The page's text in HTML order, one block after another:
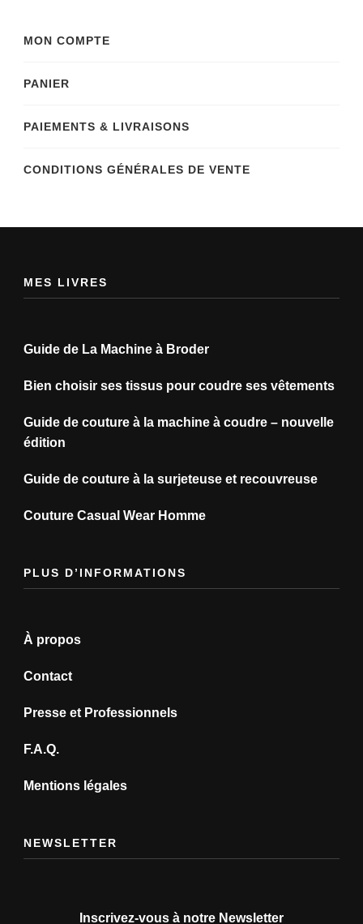
MON COMPTE
PANIER
PAIEMENTS & LIVRAISONS
CONDITIONS GÉNÉRALES DE VENTE
MES LIVRES
Guide de La Machine à Broder
Bien choisir ses tissus pour coudre ses vêtements
Guide de couture à la machine à coudre – nouvelle
édition
Guide de couture à la surjeteuse et recouvreuse
Couture Casual Wear Homme
PLUS D’INFORMATIONS
À propos
Contact
Presse et Professionnels
F.A.Q.
Mentions légales
NEWSLETTER
Inscrivez-vous à notre Newsletter